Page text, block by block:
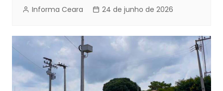
Informa Ceara 24 de junho de 2026